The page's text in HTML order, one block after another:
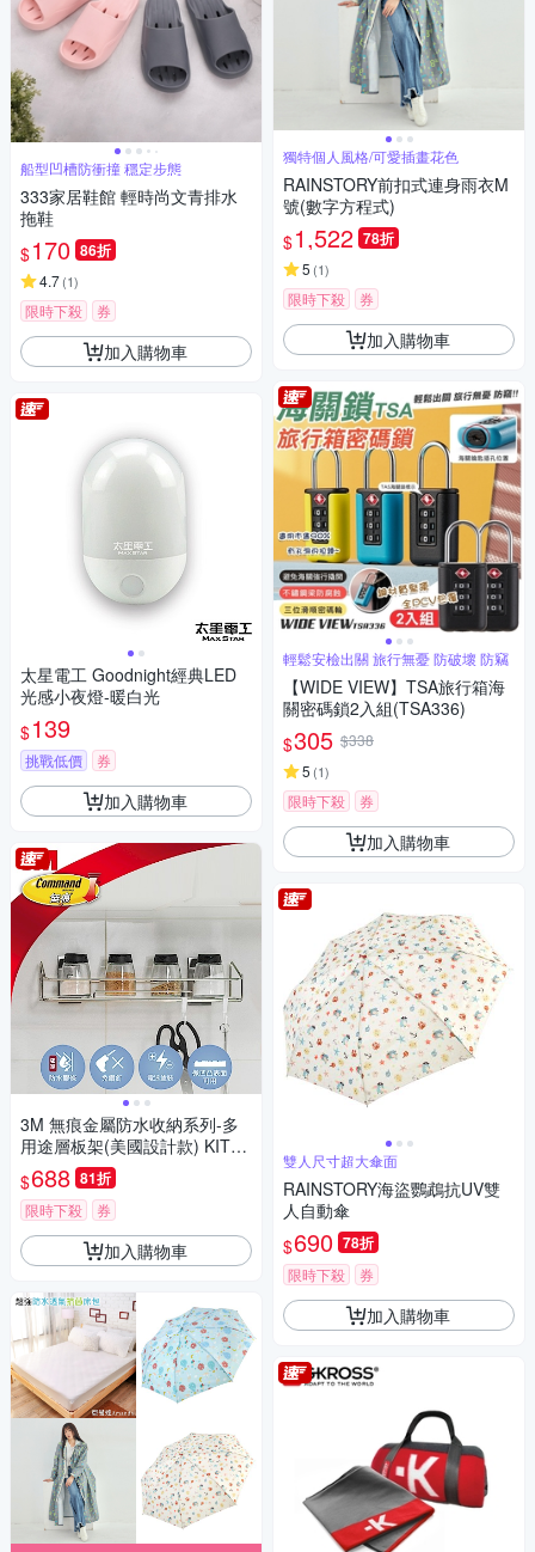
船型凹槽防衝撞 穩定步態
333家居鞋館 輕時尚文青排水
拖鞋
$170 86折
4.7(1)
限時下殺 券
加入購物車
太星電工 Goodnight經典LED
光感小夜燈-暖白光
$139
挑戰低價 券
加入購物車
3M 無痕金屬防水收納系列-多
用途層板架(美國設計款) KITC
H41
$688 81折
限時下殺 券
加入購物車
獨特個人風格/可愛插畫花色
RAINSTORY前扣式連身雨衣M
號(數字方程式)
$1,522 78折
5 (1)
限時下殺 券
加入購物車
輕鬆安檢出關 旅行無憂 防破壞 防竊
【WIDE VIEW】TSA旅行箱海
關密碼鎖2入組(TSA336)
$305 $338
5 (1)
限時下殺 券
加入購物車
雙人尺寸超大傘面
RAINSTORY海盜鸚鵡抗UV雙
人自動傘
$690 78折
限時下殺 券
加入購物車